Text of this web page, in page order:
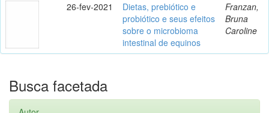
26-fev-2021
Dietas, prebiótico e
probiótico e seus efeitos
sobre o microbioma
intestinal de equinos
Franzan,
Bruna
Caroline
Busca facetada